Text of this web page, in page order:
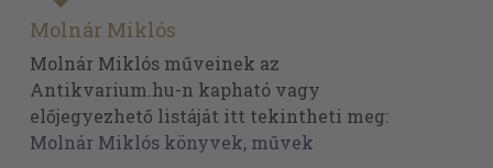
Molnár Miklós
Molnár Miklós műveinek az
Antikvarium.hu-n kapható vagy
előjegyezhető listáját itt tekintheti meg:
Molnár Miklós könyvek, művek